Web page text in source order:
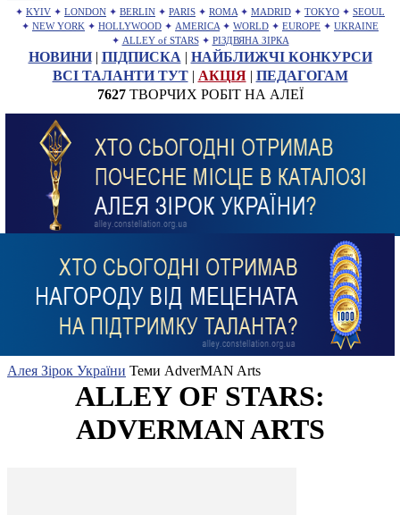
✦ KYIV ✦ LONDON ✦ BERLIN ✦ PARIS ✦ ROMA ✦ MADRID ✦ TOKYO ✦ SEOUL
✦ NEW YORK ✦ HOLLYWOOD ✦ AMERICA ✦ WORLD ✦ EUROPE ✦ UKRAINE
✦ ALLEY of STARS ✦ РІЗДВЯНА ЗІРКА
НОВИНИ| ПІДПИСКА | НАЙБЛИЖЧІ КОНКУРСИ
ВСІ ТАЛАНТИ ТУТ| АКЦІЯ| ПЕДАГОГАМ
7627ТВОРЧИХ РОБІТ НА АЛЕЇ
Алея Зірок України Теми AdverMAN Arts
ALLEY OF STARS:
ADVERMAN ARTS